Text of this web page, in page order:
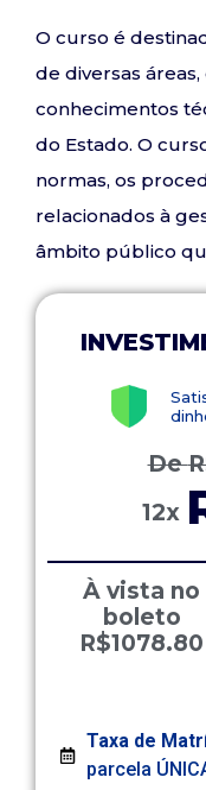
O curso é
de diversas
conhecimentos
do Estado. O
normas, os
relacionados à
âmbito público
De
12x
À vista no
boleto
R$1078.80
Taxa de
parcela